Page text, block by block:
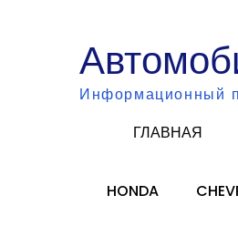
Информационный
ГЛАВНАЯ
HONDA